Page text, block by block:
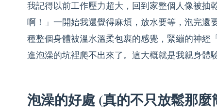
我記得以前工作壓力超大，回到家整個人像被抽
啊！」一開始我還覺得麻煩，放水要等，泡完還
種整個身體被溫水溫柔包裹的感覺，緊繃的神經
進泡澡的坑裡爬不出來了。這大概就是我親身體
泡澡的好處 (真的不只放鬆那麼